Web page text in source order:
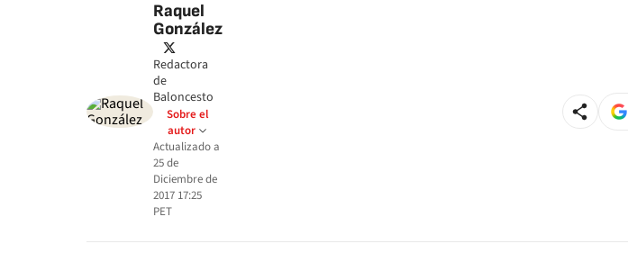
Raquel
González
twitter
Redactora
de
Baloncesto
Sobre el
autor
Actualizado a
25 de
Diciembre de
2017 17:25
PET